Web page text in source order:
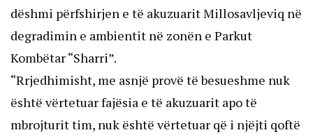
dëshmi përfshirjen e të akuzuarit Millosavljeviq në
degradimin e ambientit në zonën e Parkut
Kombëtar “Sharri”.
“Rrjedhimisht, me asnjë provë të besueshme nuk
është vërtetuar fajësia e të akuzuarit apo të
mbrojturit tim, nuk është vërtetuar që i njëjti qoftë